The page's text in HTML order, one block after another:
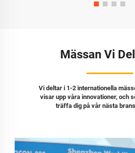
Mässan Vi
Vi deltar i 1-2 internationella
visar upp våra innovationer, och
träffa dig på vår nästa